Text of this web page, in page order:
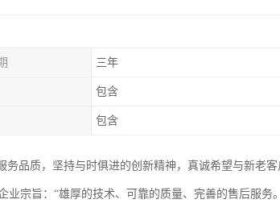
三年
包含
包含
品质，坚持与时俱进的创新精神，真诚希望与新老客
宗旨：“雄厚的技术、可靠的质量、完善的售后服务。